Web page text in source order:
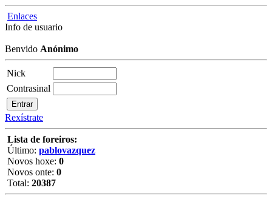
Enlaces
Info de usuario
Benvido Anónimo
Nick
Contrasinal
Rexístrate
Lista de foreiros:
Último: pablovazquez
Novos hoxe: 0
Novos onte: 0
Total: 20387